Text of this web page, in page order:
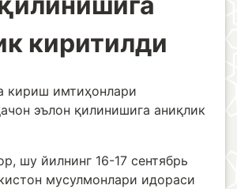
киритилди
кириш имтиҳонлари
эълон қилинишига аниқлик
шу йилнинг 16-17 сентябрь
мусулмонлари идораси